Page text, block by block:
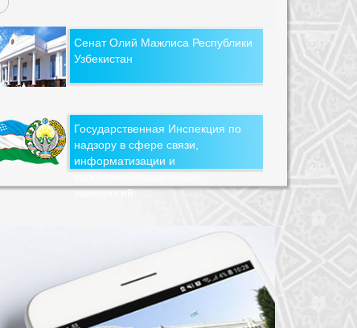
Сенат Олий Мажлиса Республики
Узбекистан
Государственная Инспекция по
надзору в сфере связи,
информатизации и
технологий